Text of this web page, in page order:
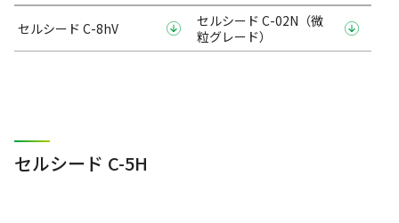
セルシード C-8hV
セルシード C-02N（微
粒グレード）
セルシード C-5H